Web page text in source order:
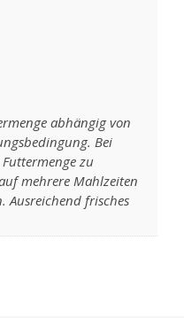
abhängig von
Bei
zu
mehrere Mahlzeiten
frisches